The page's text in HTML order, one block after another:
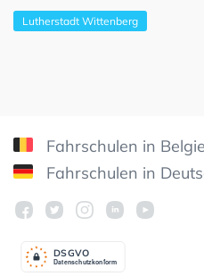
Lutherstadt Wittenberg
Fahrschulen in
Fahrschulen in
Datenschutzkonform
DSGVO